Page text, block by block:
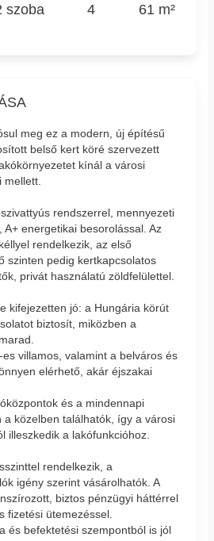
szoba 4 61 m²
meg ez a modern, új építésű
belső kert köré szervezett
kínál a városi
mellett.
rendszerrel, mennyezeti
A+ energetikai besorolással. Az
rendelkezik, az első
szinten pedig kertkapcsolatos
privát használatú zöldfelülettel.
kifejezetten jó: a Hungária körút
biztosít, miközben a
villamos, valamint a belváros és
elérhető, akár éjszakai
és a mindennapi
a közelben találhatók, így a városi
illeszkedik a lakófunkcióhoz.
rendelkezik, a
igény szerint vásárolhatók. A
biztos pénzügyi háttérrel
fizetési ütemezéssel.
és befektetési szempontból is jól